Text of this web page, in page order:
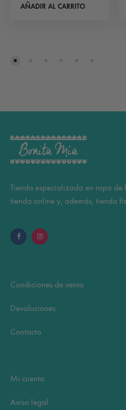
AÑADIR AL CARRITO
Tienda especializada en ropa de
tienda online y, además, tienda
Condiciones de venta
Devoluciones
Contacto
Mi cuenta
Aviso legal